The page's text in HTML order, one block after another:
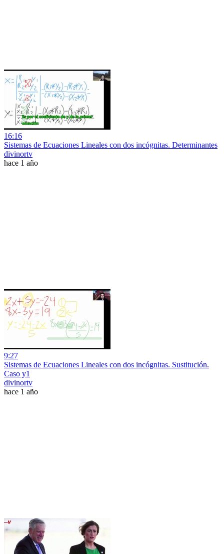
16:16
Sistemas de Ecuaciones Lineales con dos incógnitas. Determinantes
divinortv
hace 1 año
9:27
Sistemas de Ecuaciones Lineales con dos incógnitas. Sustitución.
Caso y1
divinortv
hace 1 año